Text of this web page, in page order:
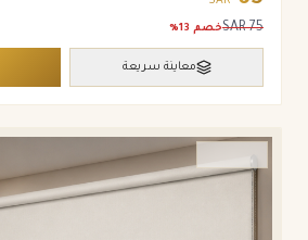
75
SARخصم 13
%
معاينة سريعة